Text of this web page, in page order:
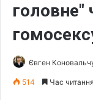
головне"
Євген
514 Час